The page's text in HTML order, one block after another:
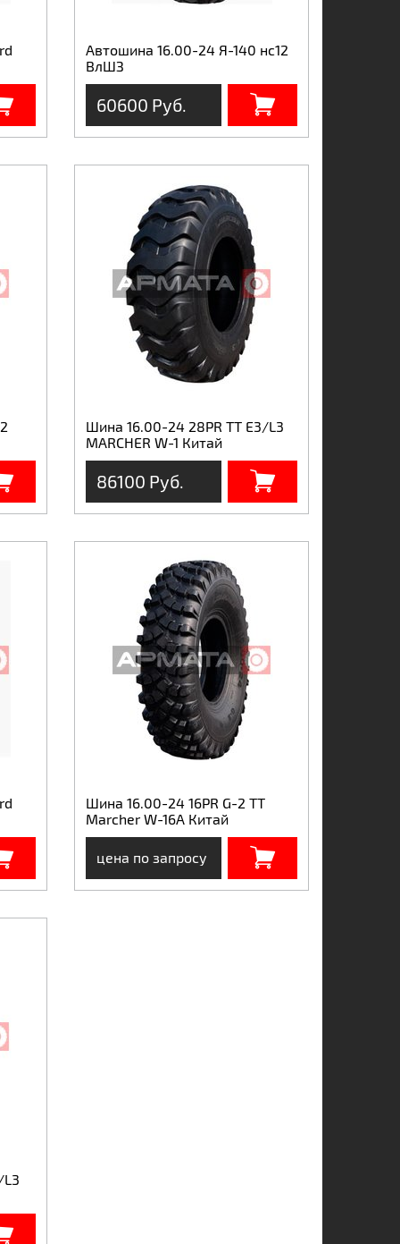
Автошина 16.00-24 Я-140 нс12
ВлШЗ
60600 Руб.
Шина 16.00-24 28PR TT E3/L3
MARCHER W-1 Китай
86100 Руб.
Шина 16.00-24 16PR G-2 TT
Marcher W-16A Китай
цена по запросу
L3